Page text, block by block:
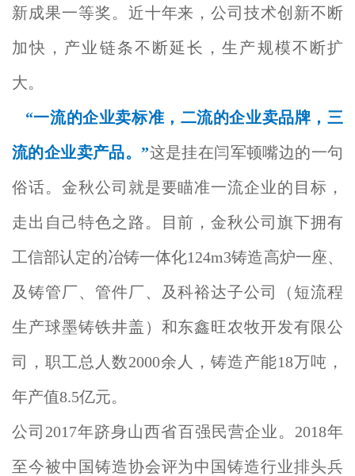
新成果一等奖。近十年来，公司技术创新不断
加快，产业链条不断延长，生产规模不断扩
大。
“一流的企业卖标准，二流的企业卖品牌，三
流的企业卖产品。”这是挂在闫军顿嘴边的一句
俗话。金秋公司就是要瞄准一流企业的目标，
走出自己特色之路。目前，金秋公司旗下拥有
工信部认定的冶铸一体化124m3铸造高炉一座、
及铸管厂、管件厂、及科裕达子公司（短流程
生产球墨铸铁井盖）和东鑫旺农牧开发有限公
司，职工总人数2000余人，铸造产能18万吨，
年产值8.5亿元。
公司2017年跻身山西省百强民营企业。2018年
至今被中国铸造协会评为中国铸造行业排头兵